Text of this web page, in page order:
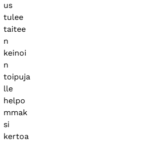
us
tulee
taitee
n
keinoi
n
toipuja
lle
helpo
mmak
si
kertoa